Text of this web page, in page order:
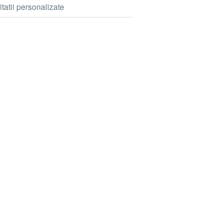
personalizate